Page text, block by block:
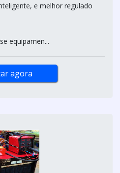
e melhor regulado
equipamen...
agora